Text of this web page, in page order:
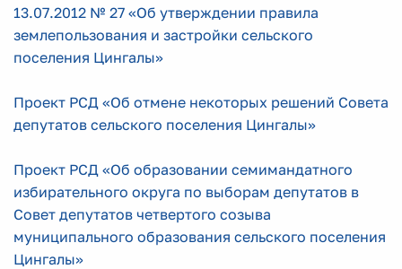
13.07.2012 № 27 «Об утверждении правила
землепользования и застройки сельского
поселения Цингалы»
Проект РСД «Об отмене некоторых решений Совета
депутатов сельского поселения Цингалы»
Проект РСД «Об образовании семимандатного
избирательного округа по выборам депутатов в
Совет депутатов четвертого созыва
муниципального образования сельского поселения
Цингалы»